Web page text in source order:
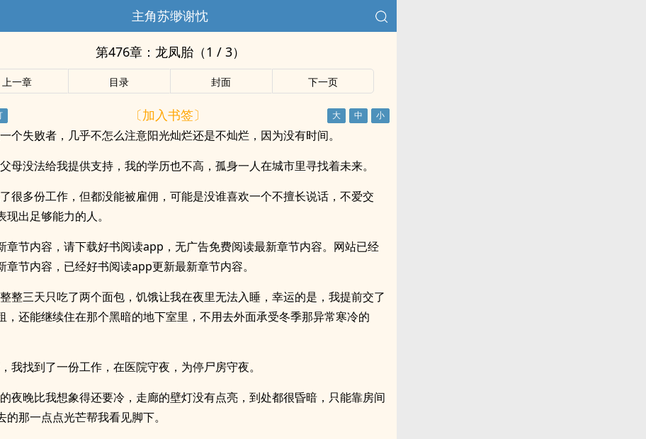
主角苏缈谢忱
第476章：龙凤胎（1 / 3）
上一章 目录 封面 下一页
〔加入书签〕
个失败者，几乎不怎么注意阳光灿烂还是不灿烂，因为没有时间。
母没法给我提供支持，我的学历也不高，孤身一人在城市里寻找着未来。
很多份工作，但都没能被雇佣，可能是没谁喜欢一个不擅长说话，不爱交
现出足够能力的人。
章节内容，请下载好书阅读app，无广告免费阅读最新章节内容。网站已经
章节内容，已经好书阅读app更新最新章节内容。
整三天只吃了两个面包，饥饿让我在夜里无法入睡，幸运的是，我提前交了
，还能继续住在那个黑暗的地下室里，不用去外面承受冬季那异常寒冷的
我找到了一份工作，在医院守夜，为停尸房守夜。
夜晚比我想象得还要冷，走廊的壁灯没有点亮，到处都很昏暗，只能靠房间
的那一点点光芒帮我看见脚下。